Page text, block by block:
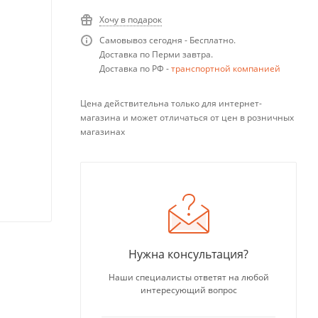
Хочу в подарок
Самовывоз сегодня - Бесплатно.
Доставка по Перми завтра.
Доставка по РФ -транспортной компанией
Цена действительна только для интернет-
магазина и может отличаться от цен в розничных
магазинах
Нужна консультация?
Наши специалисты ответят на любой
интересующий вопрос